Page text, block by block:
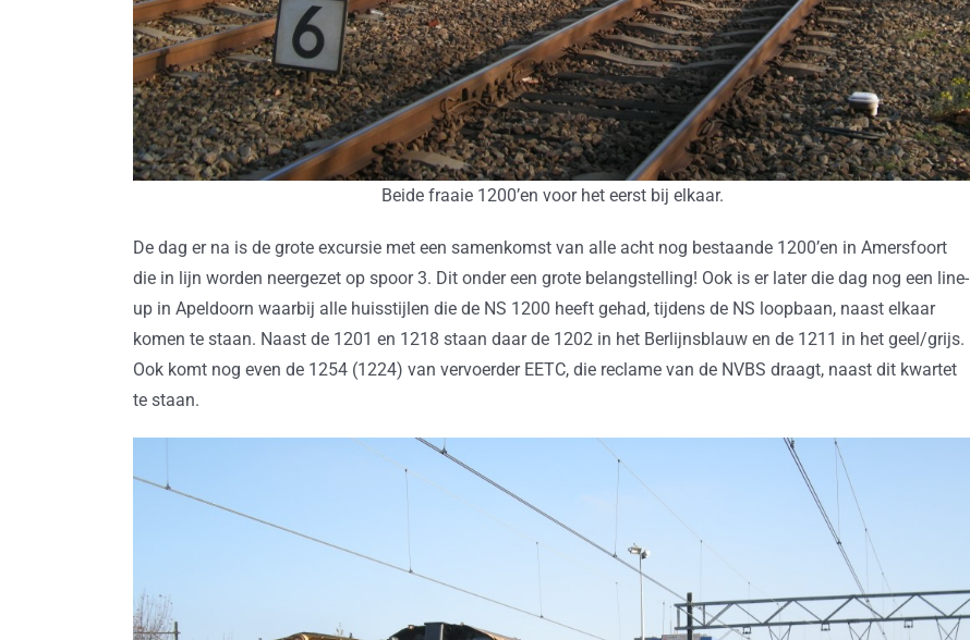
Beide fraaie 1200’en voor het eerst bij elkaar.
De dag er na is de grote excursie met een samenkomst van alle acht nog bestaande 1200’en in Amersfoort
die in lijn worden neergezet op spoor 3. Dit onder een grote belangstelling! Ook is er later die dag nog een line-
up in Apeldoorn waarbij alle huisstijlen die de NS 1200 heeft gehad, tijdens de NS loopbaan, naast elkaar
komen te staan. Naast de 1201 en 1218 staan daar de 1202 in het Berlijnsblauw en de 1211 in het geel/grijs.
Ook komt nog even de 1254 (1224) van vervoerder EETC, die reclame van de NVBS draagt, naast dit kwartet
te staan.